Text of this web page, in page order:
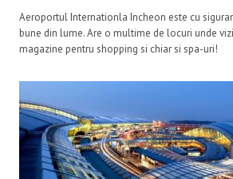
Aeroportul Internationla Incheon este cu
bune din lume. Are o multime de locuri unde
magazine pentru shopping si chiar si spa-uri!